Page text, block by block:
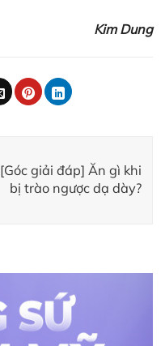
Kim Dung
[Góc giải đáp] Ăn gì khi
bị trào ngược dạ dày?